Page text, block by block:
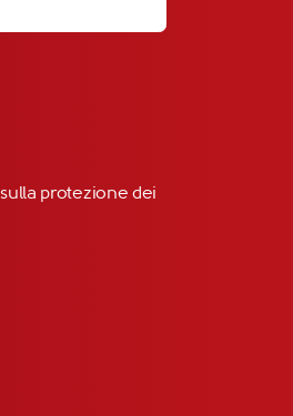
protezione dei